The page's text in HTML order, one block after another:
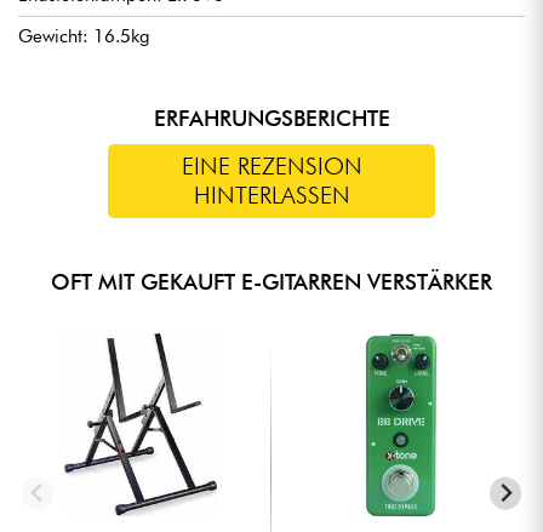
Gewicht: 16.5kg
ERFAHRUNGSBERICHTE
EINE REZENSION
HINTERLASSEN
OFT MIT GEKAUFT E-GITARREN VERSTÄRKER